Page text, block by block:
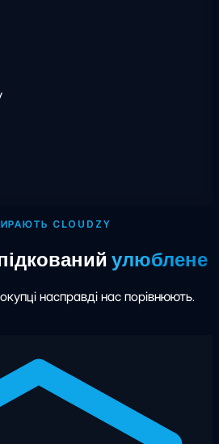
CLOUDZY
улюблене
насправді нас порівнюють.